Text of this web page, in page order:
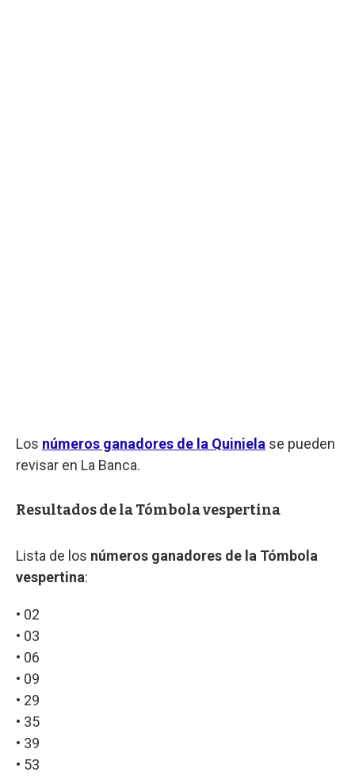
Los números ganadores de la Quiniela se pueden
revisar en La Banca.
Resultados de la Tómbola vespertina
Lista de los números ganadores de la Tómbola
vespertina:
• 02
• 03
• 06
• 09
• 29
• 35
• 39
• 53